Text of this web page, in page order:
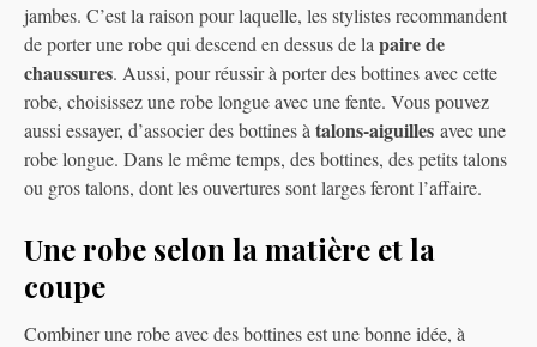
jambes. C’est la raison pour laquelle, les stylistes recommandent
de porter une robe qui descend en dessus de la paire de
chaussures. Aussi, pour réussir à porter des bottines avec cette
robe, choisissez une robe longue avec une fente. Vous pouvez
aussi essayer, d’associer des bottines à talons-aiguilles avec une
robe longue. Dans le même temps, des bottines, des petits talons
ou gros talons, dont les ouvertures sont larges feront l’affaire.
Une robe selon la matière et la
coupe
Combiner une robe avec des bottines est une bonne idée, à